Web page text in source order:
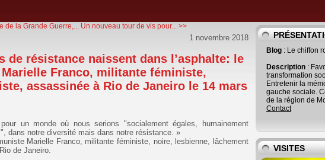
de la Grande Guerre,... Un nouveau tour de vis pour... >>
1 novembre 2018
de résistance naissent dans l’asphalte: le
Franco, militante féministe,
assassinée à Rio de Janeiro le 14 mars
un monde où nous serions "socialement égales, humainement
dans notre diversité mais dans notre résistance. »
Marielle Franco, militante féministe, noire, lesbienne, lâchement
de Janeiro.
Blog : Le chiffon
Description :
transformation
Entretenir la
gauche sociale.
de la région de
Contact
VISITES